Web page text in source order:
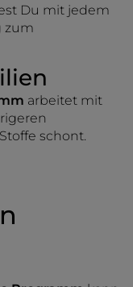
Du mit jedem
zum
arbeitet mit
schont.